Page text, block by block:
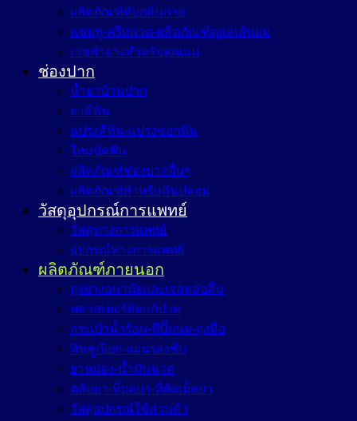
ผลิตภัณฑ์ดับกลิ่นกาย
แชมพู-ครีมนวด-ผลิตภัณฑ์ดูแลเส้นผม
เวชสำอางสำหรับคุณแม่
ช่องปาก
น้ำยาบ้วนปาก
ยาสีฟัน
แปรงสีฟัน-แปรงซอกฟัน
ไหมขัดฟัน
ผลิตภัณฑ์ช่องปากอื่นๆ
ผลิตภัณฑ์สำหรับฟันปลอม
วัสดุอุปกรณ์การแพทย์
วัสดุทางการแพทย์
อุปกรณ์ทางการแพทย์
ผลิตภัณฑ์ภายนอก
ถุงยางอนามัยและเจลหล่อลื่น
พลาสเตอร์ติดแก้ปวด
กระเป๋าน้ำร้อน-ที่ปั๊มนม-ถุงมือ
ทิชชูเปียก-แผ่นรองซับ
ยาหม่อง-น้ำมันนวด
ตลับยา-ที่บดยา-ที่ตัดเม็ดยา
วัสดุอุปกรณ์ใช้ส่วนตัว